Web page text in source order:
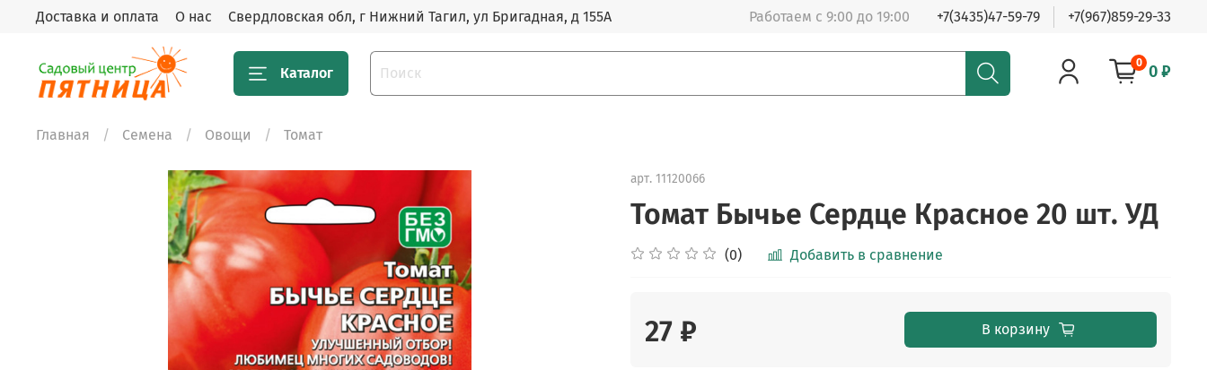
Доставка и оплата О нас Свердловская обл, г Нижний Тагил, ул Бригадная, д 155А Работаем с 9:00 до 19:00 +7(3435)47-59-79 +7(967)859-29-33
Каталог
0 0 ₽
Главная Семена Овощи Томат
арт. 11120066
Томат Бычье Сердце Красное 20 шт. УД
(0) Добавить в сравнение
27 ₽ В корзину